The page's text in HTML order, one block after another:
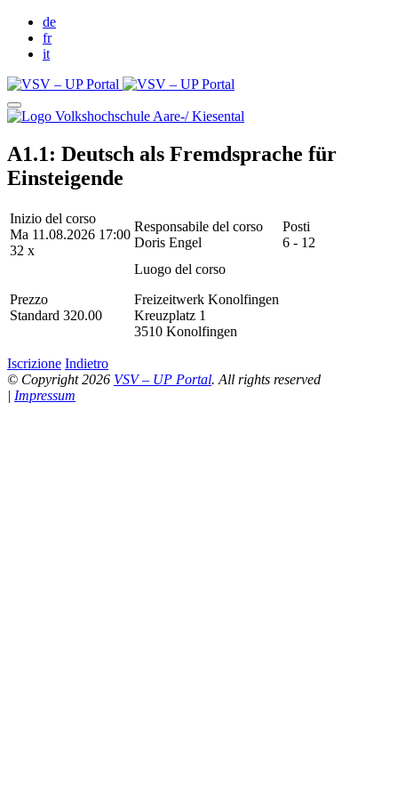
de
fr
it
A1.1: Deutsch als Fremdsprache für
Einsteigende
Inizio del corso
Ma 11.08.2026 17:00
32 x
Responsabile del corso
Doris Engel
Posti
6 - 12
Prezzo
Standard 320.00
Luogo del corso
Freizeitwerk Konolfingen
Kreuzplatz 1
3510 Konolfingen
Iscrizione Indietro
© Copyright 2026 VSV – UP Portal. All rights reserved
| Impressum